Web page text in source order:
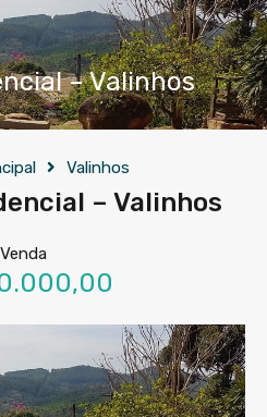
– Valinhos
Valinhos
– Valinhos
Venda